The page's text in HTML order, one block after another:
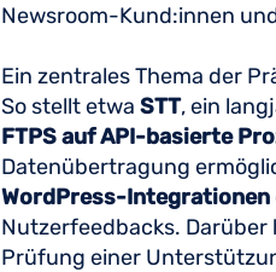
Newsroom-Kund:innen
Ein zentrales Thema der
So stellt etwa STT, ein
FTPS auf API-basierte
Datenübertragung
WordPress-Integrationen
Nutzerfeedbacks.
Prüfung einer